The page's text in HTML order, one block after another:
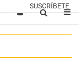
SUSCRÍBETE